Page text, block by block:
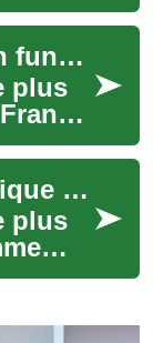
Crémation : une option funéraire de plus en plus choisie
plus
le
Crémation : guide pratique d'une alternative funéraire
plus
Ce